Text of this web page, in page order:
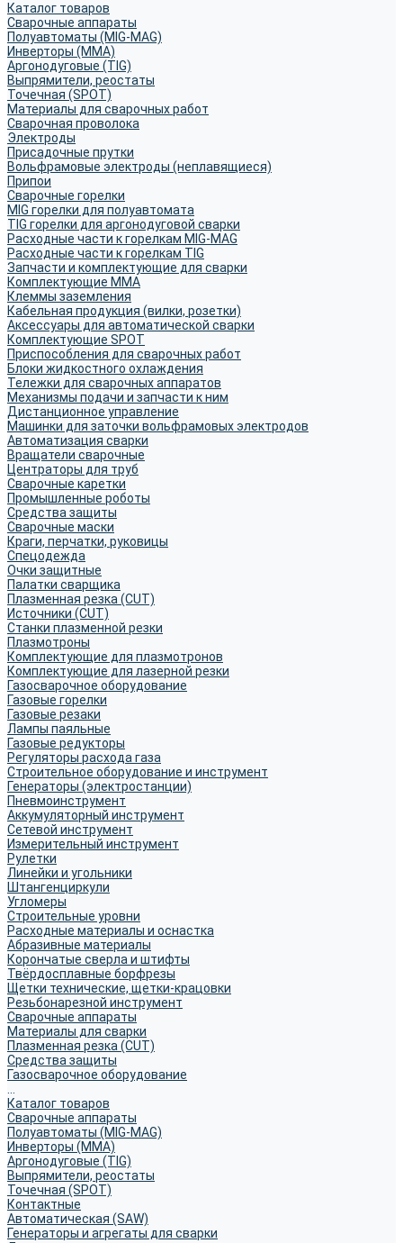
Каталог товаров
Сварочные аппараты
Полуавтоматы (MIG-MAG)
Инверторы (MMA)
Аргонодуговые (TIG)
Выпрямители, реостаты
Точечная (SPOT)
Материалы для сварочных работ
Сварочная проволока
Электроды
Присадочные прутки
Вольфрамовые электроды (неплавящиеся)
Припои
Сварочные горелки
MIG горелки для полуавтомата
TIG горелки для аргонодуговой сварки
Расходные части к горелкам MIG-MAG
Расходные части к горелкам TIG
Запчасти и комплектующие для сварки
Комплектующие ММА
Клеммы заземления
Кабельная продукция (вилки, розетки)
Аксессуары для автоматической сварки
Комплектующие SPOT
Приспособления для сварочных работ
Блоки жидкостного охлаждения
Тележки для сварочных аппаратов
Механизмы подачи и запчасти к ним
Дистанционное управление
Машинки для заточки вольфрамовых электродов
Автоматизация сварки
Вращатели сварочные
Центраторы для труб
Сварочные каретки
Промышленные роботы
Средства защиты
Сварочные маски
Краги, перчатки, руковицы
Спецодежда
Очки защитные
Палатки сварщика
Плазменная резка (CUT)
Источники (CUT)
Станки плазменной резки
Плазмотроны
Комплектующие для плазмотронов
Комплектующие для лазерной резки
Газосварочное оборудование
Газовые горелки
Газовые резаки
Лампы паяльные
Газовые редукторы
Регуляторы расхода газа
Строительное оборудование и инструмент
Генераторы (электростанции)
Пневмоинструмент
Аккумуляторный инструмент
Сетевой инструмент
Измерительный инструмент
Рулетки
Линейки и угольники
Штангенциркули
Угломеры
Строительные уровни
Расходные материалы и оснастка
Абразивные материалы
Корончатые сверла и штифты
Твёрдосплавные борфрезы
Щетки технические, щетки-крацовки
Резьбонарезной инструмент
Сварочные аппараты
Материалы для сварки
Плазменная резка (CUT)
Средства защиты
Газосварочное оборудование
Каталог товаров
Сварочные аппараты
Полуавтоматы (MIG-MAG)
Инверторы (MMA)
Аргонодуговые (TIG)
Выпрямители, реостаты
Точечная (SPOT)
Контактные
Автоматическая (SAW)
Генераторы и агрегаты для сварки